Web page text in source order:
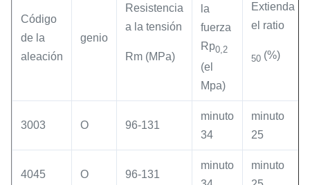
Código
de la
aleación
genio
Resistencia
a la tensión
Rm (MPa)
la
fuerza
Rp0,2
(el
Mpa)
Extienda
el ratio
50 (%)
3003 O 96-131
minuto
34
minuto
25
4045 O 96-131
minuto
minuto